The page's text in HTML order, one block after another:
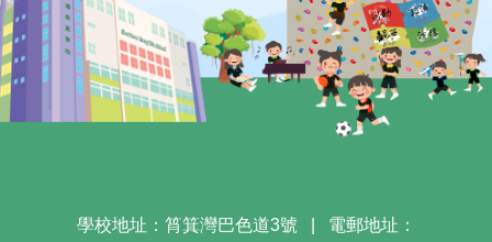
學校地址：筲箕灣巴色道3號 電郵地址：